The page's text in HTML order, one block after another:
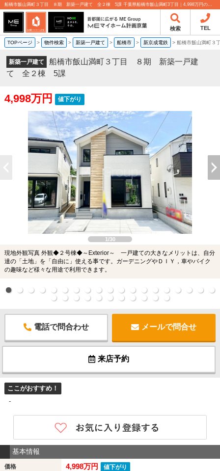
船橋市飯山満町３丁目 ８期 新築一戸建て 全２棟 5課 千葉県船橋市飯山満町3丁目｜4,998万円の新築一戸建て｜分譲住宅や新築物件｜MEマイホーム計画京葉株式会社
検索 TEL
TOPページ > 物件検索 > 新築一戸建て > 船橋市 > 新京成電鉄 > 船橋市飯山満町
新築一戸建て
船橋市飯山満町３丁目 ８期 新築一戸建
て 全２棟 5課
4,998万円 値下がり
1/30
現地外観写真 外観◆２号棟◆～Exterior～ 一戸建ての大きなメリットは、自分
達の「土地」を「自由に」使える事です。ガーデニングやＤＩＹ，車やバイク
の趣味など様々な用途で利用できます。
電話で問合わせ メールで問合せ
来店予約
ここがおすすめ！
-
基本情報
価格 4,998万円 値下がり